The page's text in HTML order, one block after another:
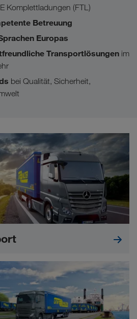
Komplettladungen (FTL)
Betreuung
Europas
Transportlösungen im
bei Qualität, Sicherheit,